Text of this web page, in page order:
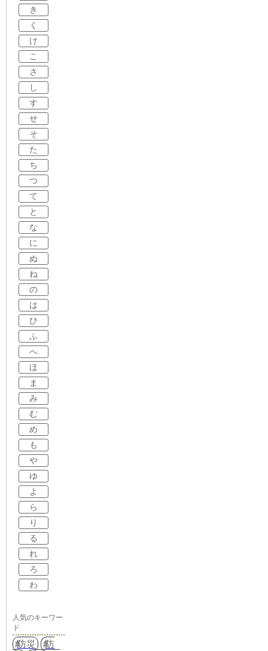
き
く
け
こ
さ
し
す
せ
そ
た
ち
つ
て
と
な
に
ぬ
ね
の
は
ひ
ふ
へ
ほ
ま
み
む
め
も
や
ゆ
よ
ら
り
る
れ
ろ
わ
人気のキーワー
ド
防災 防